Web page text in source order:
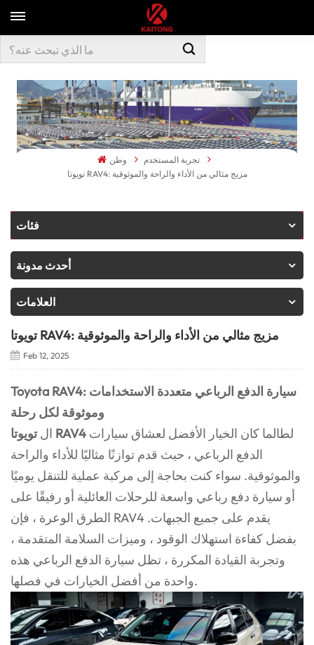
وطن
تجربة المستخدم
تويوتا RAV4: مزيج مثالي من الأداء والراحة والموثوقية
فئات
أحدث مدونة
العلامات
تويوتا RAV4: مزيج مثالي من الأداء والراحة والموثوقية
Feb 12, 2025
Toyota RAV4: سيارة الدفع الرباعي متعددة الاستخدامات
وموثوقة لكل رحلة
ال تويوتا RAV4
الدفع الرباعي ، حيث قدم توازنًا مثاليًا للأداء والراحة
والموثوقية. سواء كنت بحاجة إلى مركبة عملية للتنقل يوميًا
أو سيارة دفع رباعي واسعة للرحلات العائلية أو رفيقًا على
الطرق الوعرة ، فإن RAV4 يقدم على جميع الجبهات.
بفضل كفاءة استهلاك الوقود ، وميزات السلامة المتقدمة ،
وتجربة القيادة المكررة ، تظل سيارة الدفع الرباعي هذه
واحدة من أفضل الخيارات في فصلها.